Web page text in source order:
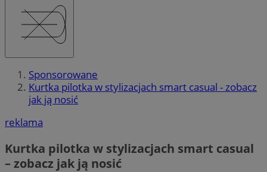
Sponsorowane
Kurtka pilotka w stylizacjach smart casual - zobacz
jak ją nosić
reklama
Kurtka pilotka w stylizacjach smart casual
– zobacz jak ją nosić